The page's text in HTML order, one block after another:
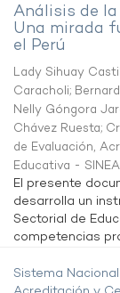
Análisis de
Una mirada
el Perú
Lady Sihuay
Caracholi;
Nelly Góngora
Chávez Ruesta;
de Evaluación,
Educativa -
El presente
desarrolla un
Sectorial de
competencias
Sistema Nacional